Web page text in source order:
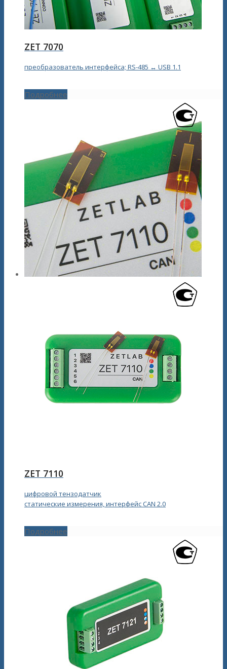
ZET 7070
преобразователь интерфейса; RS-485 ↔ USB 1.1
Подробнее
ZET 7110
цифровой тензодатчик
статические измерения, интерфейс CAN 2.0
Подробнее